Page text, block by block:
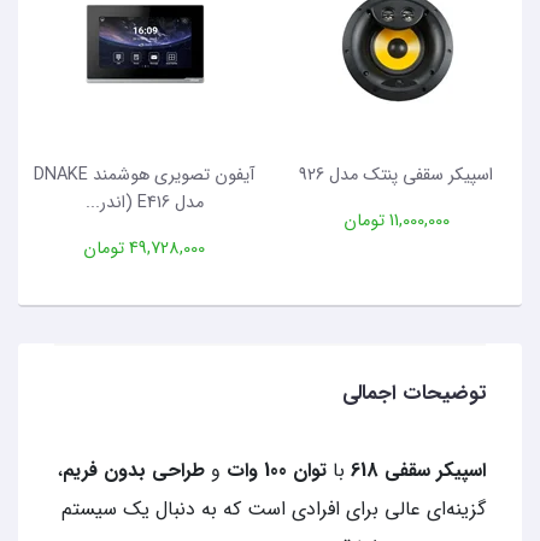
اسپیکر سقفی پنتک مدل 926
11,000,000 تومان
آیفون تصویری هوشمند DNAKE
مدل E416 (اندر...
49,728,000 تومان
توضیحات اجمالی
اسپیکر سقفی 618 با توان 100 وات و طراحی بدون فریم،
گزینه‌ای عالی برای افرادی است که به دنبال یک سیستم